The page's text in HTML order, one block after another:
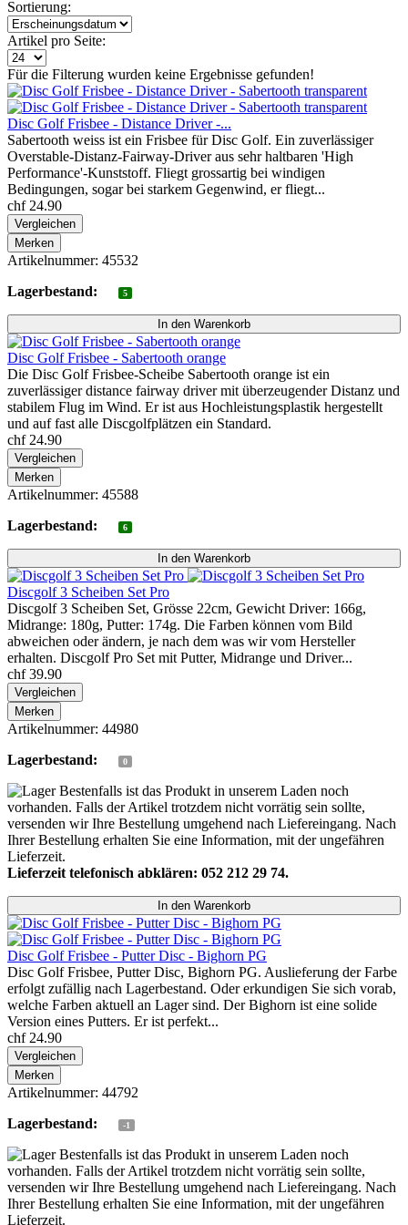
Sortierung:
Artikel pro Seite:
Für die Filterung wurden keine Ergebnisse gefunden!
Disc Golf Frisbee - Distance Driver -...
Sabertooth weiss ist ein Frisbee für Disc Golf. Ein zuverlässiger
Overstable-Distanz-Fairway-Driver aus sehr haltbaren 'High
Performance'-Kunststoff. Fliegt grossartig bei windigen
Bedingungen, sogar bei starkem Gegenwind, er fliegt...
chf 24.90
Vergleichen
Merken
Artikelnummer: 45532
Lagerbestand:
5
Disc Golf Frisbee - Sabertooth orange
Die Disc Golf Frisbee-Scheibe Sabertooth orange ist ein
zuverlässiger distance fairway driver mit überzeugender Distanz und
stabilem Flug im Wind. Er ist aus Hochleistungsplastik hergestellt
und auf fast alle Discgolfplätzen ein Standard.
chf 24.90
Vergleichen
Merken
Artikelnummer: 45588
Lagerbestand:
6
Discgolf 3 Scheiben Set Pro
Discgolf 3 Scheiben Set, Grösse 22cm, Gewicht Driver: 166g,
Midrange: 180g, Putter: 174g. Die Farben können vom Bild
abweichen oder ändern, je nach dem was wir vom Hersteller
erhalten. Discgolf Pro Set mit Putter, Midrange und Driver...
chf 39.90
Vergleichen
Merken
Artikelnummer: 44980
Lagerbestand:
0
Bestenfalls ist das Produkt in unserem Laden noch
vorhanden. Falls der Artikel trotzdem nicht vorrätig sein sollte,
versenden wir Ihre Bestellung umgehend nach Liefereingang. Nach
Ihrer Bestellung erhalten Sie eine Information, mit der ungefähren
Lieferzeit.
Lieferzeit telefonisch abklären: 052 212 29 74.
Disc Golf Frisbee - Putter Disc - Bighorn PG
Disc Golf Frisbee, Putter Disc, Bighorn PG. Auslieferung der Farbe
erfolgt zufällig nach Lagerbestand. Oder erkundigen Sie sich vorab,
welche Farben aktuell an Lager sind. Der Bighorn ist eine solide
Version eines Putters. Er ist perfekt...
chf 24.90
Vergleichen
Merken
Artikelnummer: 44792
Lagerbestand:
-1
Bestenfalls ist das Produkt in unserem Laden noch
vorhanden. Falls der Artikel trotzdem nicht vorrätig sein sollte,
versenden wir Ihre Bestellung umgehend nach Liefereingang. Nach
Ihrer Bestellung erhalten Sie eine Information, mit der ungefähren
Lieferzeit.